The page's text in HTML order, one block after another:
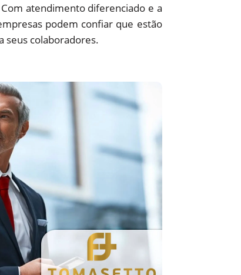
atendimento diferenciado e a
podem confiar que estão
seus colaboradores.